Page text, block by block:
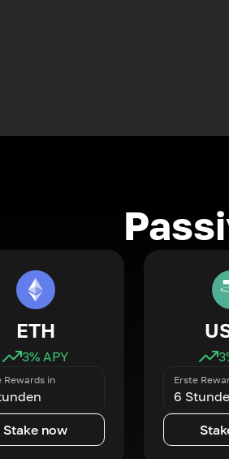
ETH
3% APY
Rewards in
Stake now
3
Erste
6